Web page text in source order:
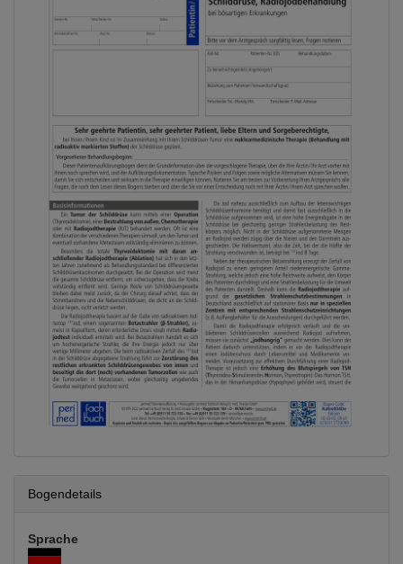
Bogendetails
Sprache